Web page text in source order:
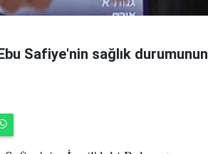
Safiye'nin sağlık durumunun